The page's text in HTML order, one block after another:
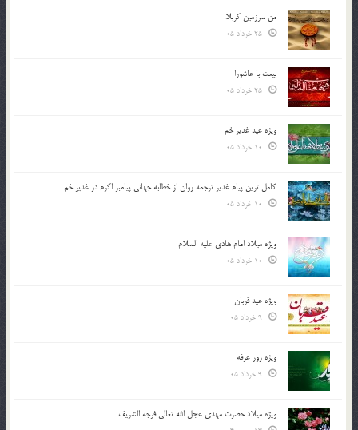
من سرزمین کربلا
بیعت با عاشورا
ویژه عید غدیر خم
کامل ترین پیام غدیر ترجمه روان از خطابه جهانی پیامبر اکرم در غدیر خم
ویژه میلاد امام هادی علیه السلام
ویژه عید قربان
ویژه روز عرفه
ویژه میلاد حضرت مهدی عجل الله تعالی فرجه الشريف